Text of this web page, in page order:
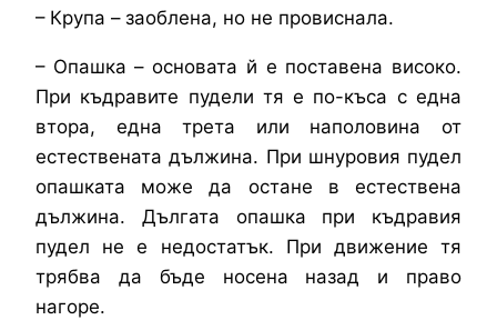
– Крупа – заоблена, но не провиснала.
– Опашка – основата й е поставена високо.
При къдравите пудели тя е по-къса с една
втора, една трета или наполовина от
естествената дължина. При шнуровия пудел
опашката може да остане в естествена
дължина. Дългата опашка при къдравия
пудел не е недостатък. При движение тя
трябва да бъде носена назад и право
нагоре.